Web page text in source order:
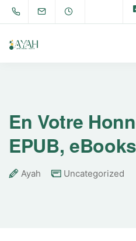
En Votre
EPUB,
Ayah Uncategorized